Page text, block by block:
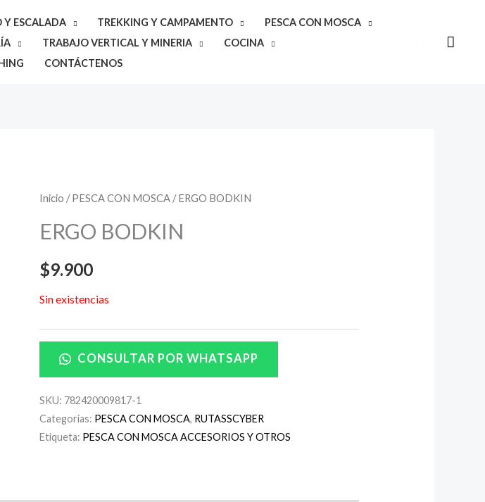
ESCALADA TREKKING Y CAMPAMENTO
PESCA CON MOSCA
TRABAJO VERTICAL Y MINERIA
COCINA
CONTÁCTENOS
Buscar
Inicio /PESCA CON MOSCA / ERGO BODKIN
ERGO BODKIN
$9.900
Sin existencias
CONSULTAR POR WHATSAPP
SKU: 782420009817-1
Categorías: PESCA CON MOSCA, RUTASSCYBER
Etiqueta: PESCA CON MOSCA ACCESORIOS Y OTROS